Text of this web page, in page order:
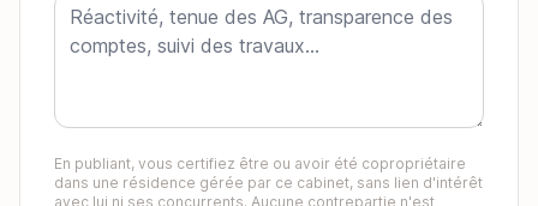
En publiant, vous certifiez être ou avoir été copropriétaire
dans une résidence gérée par ce cabinet, sans lien d'intérêt
avec lui ni ses concurrents. Aucune contrepartie n'est